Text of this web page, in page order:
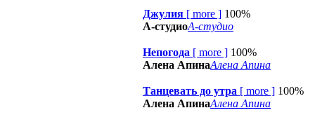
Джулия [ more ] 100%
А-студиоА-студио
Непогода [ more ] 100%
Алена АпинаАлена Апина
Танцевать до утра [ more ] 100%
Алена АпинаАлена Апина